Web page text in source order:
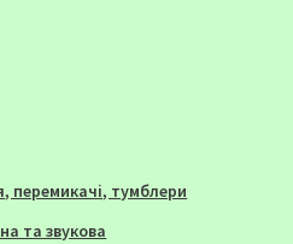
перемикачі, тумблери
та звукова